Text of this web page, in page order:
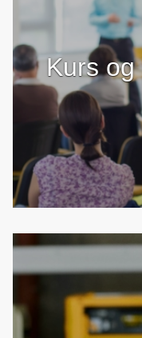
Kurs